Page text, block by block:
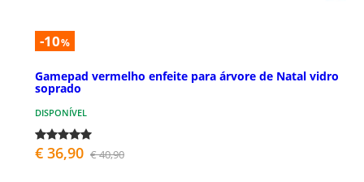
-10%
Gamepad vermelho enfeite para árvore de Natal vidro
soprado
DISPONÍVEL
€ 36,90 € 40,90